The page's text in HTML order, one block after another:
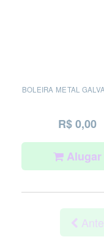
BOLEIRA METAL
R$ 0,00
Alugar